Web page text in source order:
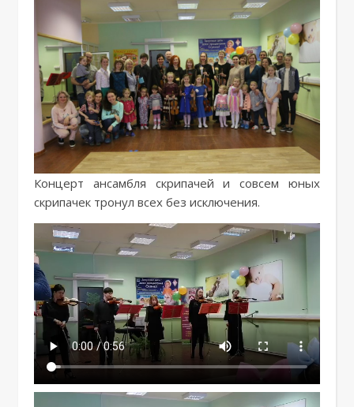
Концерт ансамбля скрипачей и совсем юных
скрипачек тронул всех без исключения.